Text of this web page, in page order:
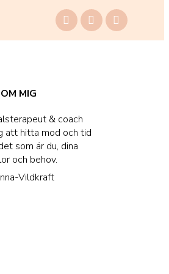
OM MIG
& coach
att hitta mod och tid
som är du, dina
och behov.